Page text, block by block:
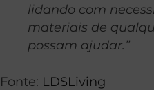
lidando com
materiais de
possam ajudar.”
Fonte: LDSLiving